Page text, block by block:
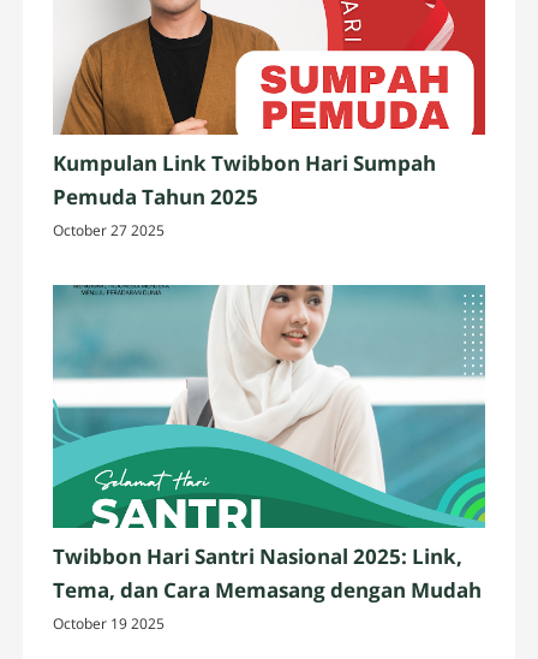
Kumpulan Link Twibbon Hari Sumpah
Pemuda Tahun 2025
October 27 2025
Twibbon Hari Santri Nasional 2025: Link,
Tema, dan Cara Memasang dengan Mudah
October 19 2025